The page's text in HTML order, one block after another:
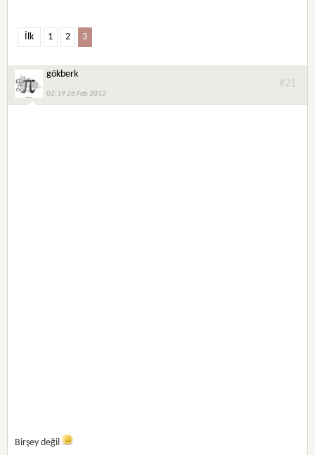
İlk 1 2 3
gökberk
02:19 26 Feb 2012
#21
Birşey değil